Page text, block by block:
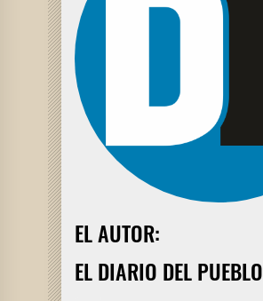
EL AUTOR:
EL DIARIO DEL PUEBLO